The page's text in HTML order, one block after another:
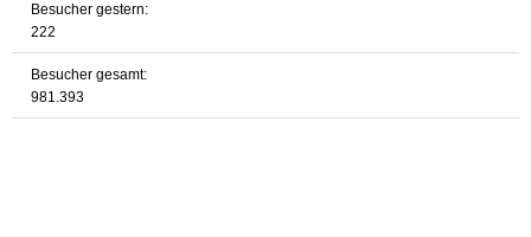
Besucher gestern:
222
Besucher gesamt:
981.393